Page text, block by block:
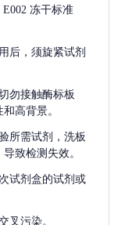
E002 冻干标准
后，须旋紧试剂
勿接触酶标板
高背景。
所需试剂，洗板
致检测失效。
试剂盒的试剂或
叉污染。